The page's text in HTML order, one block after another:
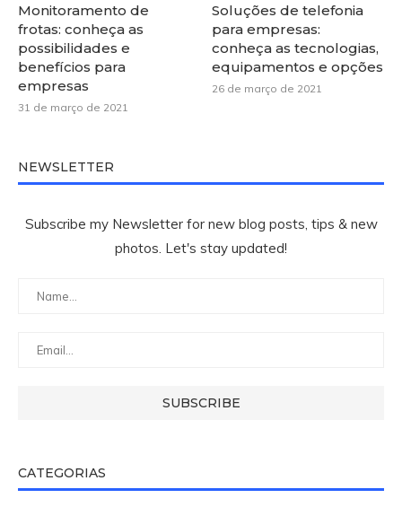
Monitoramento de
frotas: conheça as
possibilidades e
benefícios para
empresas
31 de março de 2021
Soluções de telefonia
para empresas:
conheça as tecnologias,
equipamentos e opções
26 de março de 2021
NEWSLETTER
Subscribe my Newsletter for new blog posts, tips & new
photos. Let's stay updated!
CATEGORIAS